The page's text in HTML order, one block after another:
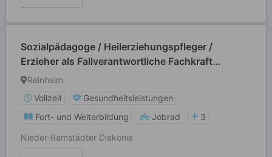
Sozialpädagoge / Heilerziehungspfleger /
Erzieher als Fallverantwortliche Fachkraft
(m/w/d) Tagesstätte Reinheim Ueberau
Reinheim
Vollzeit
Gesundheitsleistungen
Fort- und Weiterbildung
Jobrad
3
Nieder-Ramstädter Diakonie